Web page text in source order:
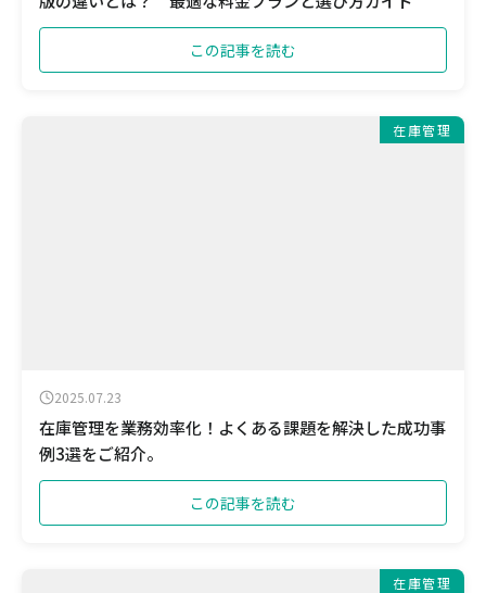
この記事を読む
在庫管理
2025.07.23
在庫管理を業務効率化！よくある課題を解決した成功事
例3選をご紹介。
この記事を読む
在庫管理